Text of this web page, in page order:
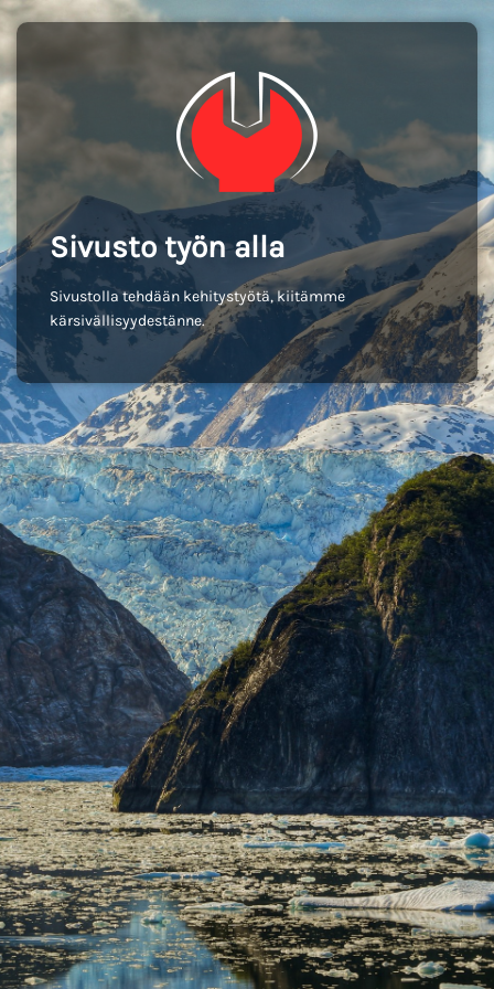
Sivusto työn alla
Sivustolla tehdään kehitystyötä, kiitämme
kärsivällisyydestänne.